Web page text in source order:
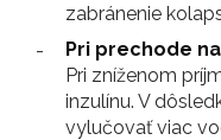
zabránenie
Pri prechode
Pri zníženom
inzulínu. V
vylučovať viac